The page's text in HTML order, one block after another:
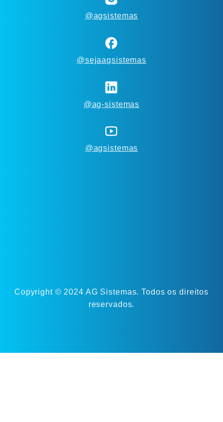
@agsistemas
@sejaagsistemas
@ag-sistemas
@agsistemas
Copyright © 2024 AG Sistemas. Todos os direitos
reservados.